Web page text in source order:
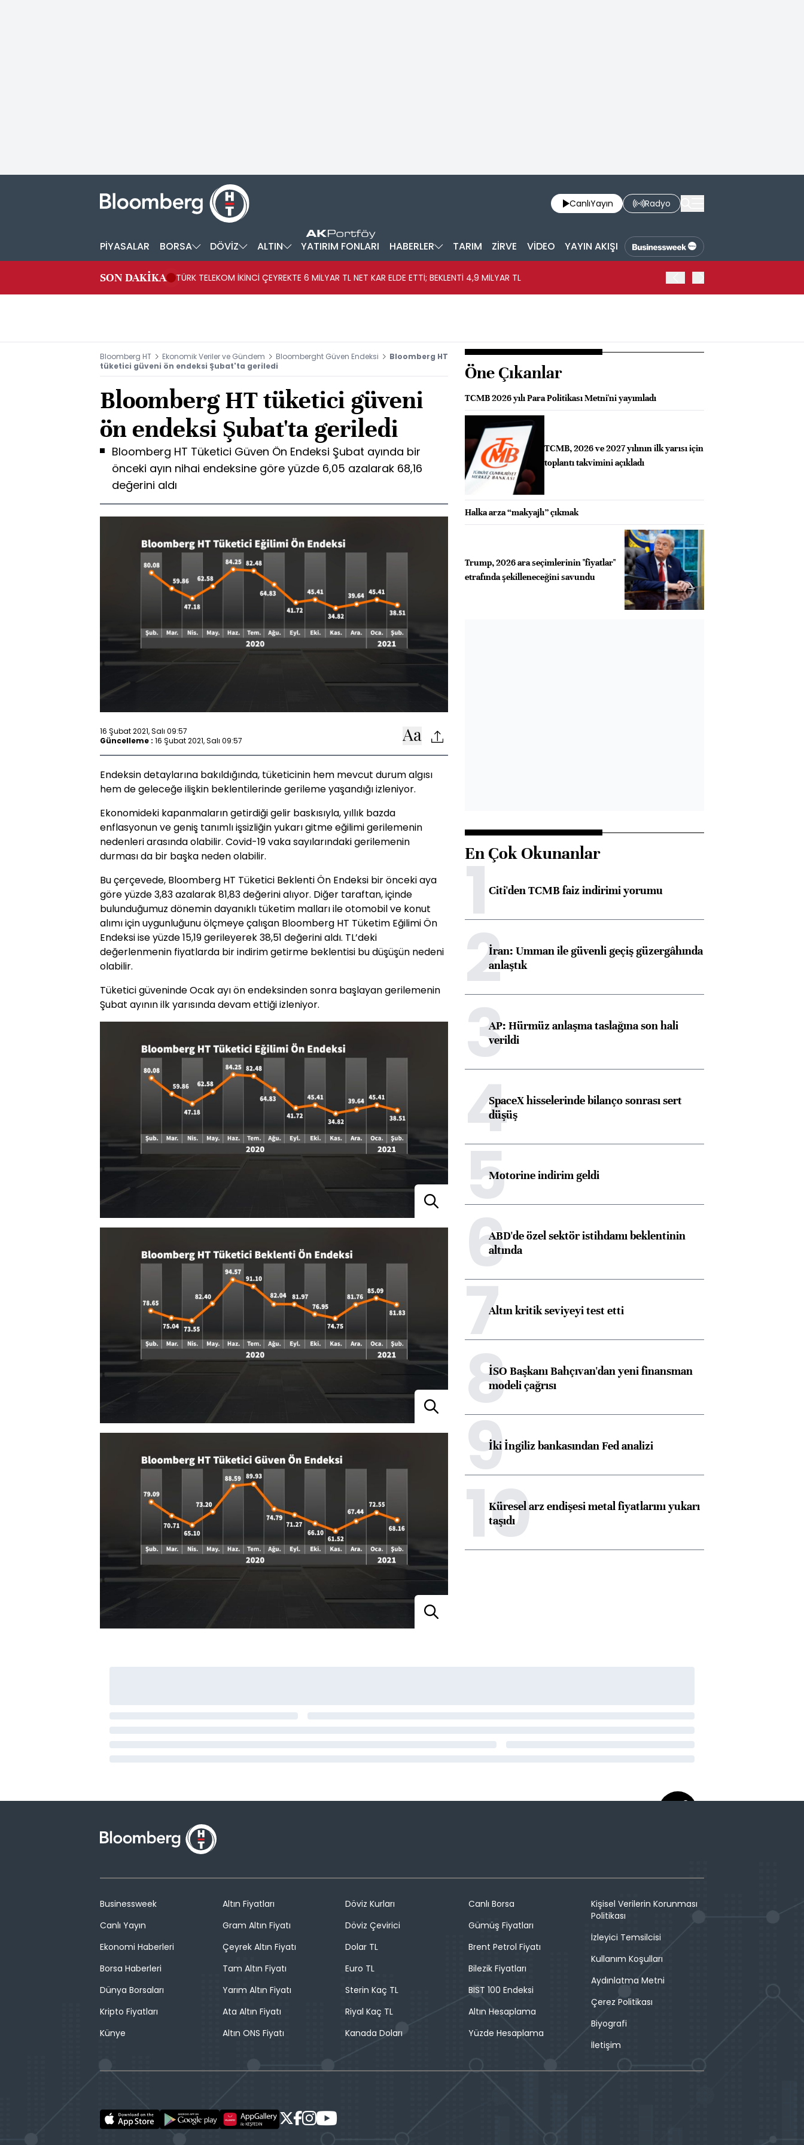
CanlıYayın Radyo
PİYASALAR BORSA DÖVİZ ALTIN YATIRIM FONLARI HABERLER TARIM ZİRVE VİDEO YAYIN AKIŞI
SON DAKİKA TÜRK TELEKOM İKİNCİ ÇEYREKTE 6 MİLYAR TL NET KAR ELDE ETTİ; BEKLENTİ 4,9 MİLYAR TL
Bloomberg HT Ekonomik Veriler ve Gündem Bloomberght Güven Endeksi
Bloomberg HT
tüketici güveni ön endeksi Şubat'ta geriledi
Bloomberg HT tüketici güveni
ön endeksi Şubat'ta geriledi
Bloomberg HT Tüketici Güven Ön Endeksi Şubat ayında bir
önceki ayın nihai endeksine göre yüzde 6,05 azalarak 68,16
değerini aldı
16 Şubat 2021, Salı 09:57
Güncelleme : 16 Şubat 2021, Salı 09:57
Endeksin detaylarına bakıldığında, tüketicinin hem mevcut durum algısı
hem de geleceğe ilişkin beklentilerinde gerileme yaşandığı izleniyor.
Ekonomideki kapanmaların getirdiği gelir baskısıyla, yıllık bazda
enflasyonun ve geniş tanımlı işsizliğin yukarı gitme eğilimi gerilemenin
nedenleri arasında olabilir. Covid-19 vaka sayılarındaki gerilemenin
durması da bir başka neden olabilir.
Bu çerçevede, Bloomberg HT Tüketici Beklenti Ön Endeksi bir önceki aya
göre yüzde 3,83 azalarak 81,83 değerini alıyor. Diğer taraftan, içinde
bulunduğumuz dönemin dayanıklı tüketim malları ile otomobil ve konut
alımı için uygunluğunu ölçmeye çalışan Bloomberg HT Tüketim Eğilimi Ön
Endeksi ise yüzde 15,19 gerileyerek 38,51 değerini aldı. TL’deki
değerlenmenin fiyatlarda bir indirim getirme beklentisi bu düşüşün nedeni
olabilir.
Tüketici güveninde Ocak ayı ön endeksinden sonra başlayan gerilemenin
Şubat ayının ilk yarısında devam ettiği izleniyor.
Öne Çıkanlar
TCMB 2026 yılı Para Politikası Metni'ni yayımladı
TCMB, 2026 ve 2027 yılının ilk yarısı için
toplantı takvimini açıkladı
Halka arza “makyajlı” çıkmak
Trump, 2026 ara seçimlerinin "fiyatlar"
etrafında şekilleneceğini savundu
En Çok Okunanlar
1Citi'den TCMB faiz indirimi yorumu
2İran: Umman ile güvenli geçiş güzergâhında
anlaştık
3AP: Hürmüz anlaşma taslağına son hali
verildi
4SpaceX hisselerinde bilanço sonrası sert
düşüş
5Motorine indirim geldi
6ABD'de özel sektör istihdamı beklentinin
altında
7Altın kritik seviyeyi test etti
8İSO Başkanı Bahçıvan'dan yeni finansman
modeli çağrısı
9İki İngiliz bankasından Fed analizi
10
Küresel arz endişesi metal fiyatlarını yukarı
taşıdı
Businessweek
Canlı Yayın
Ekonomi Haberleri
Borsa Haberleri
Dünya Borsaları
Kripto Fiyatları
Künye
Altın Fiyatları
Gram Altın Fiyatı
Çeyrek Altın Fiyatı
Tam Altın Fiyatı
Yarım Altın Fiyatı
Ata Altın Fiyatı
Altın ONS Fiyatı
Döviz Kurları
Döviz Çevirici
Dolar TL
Euro TL
Sterin Kaç TL
Riyal Kaç TL
Kanada Doları
Canlı Borsa
Gümüş Fiyatları
Brent Petrol Fiyatı
Bilezik Fiyatları
BIST 100 Endeksi
Altın Hesaplama
Yüzde Hesaplama
Kişisel Verilerin Korunması
Politikası
İzleyici Temsilcisi
Kullanım Koşulları
Aydınlatma Metni
Çerez Politikası
Biyografi
İletişim